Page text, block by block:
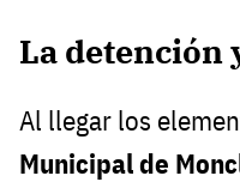
La detención
Al llegar los
Municipal de